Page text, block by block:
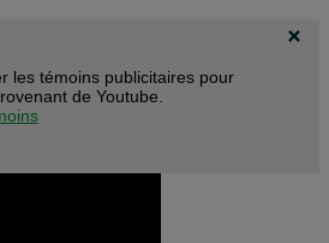
les témoins publicitaires pour
de Youtube.